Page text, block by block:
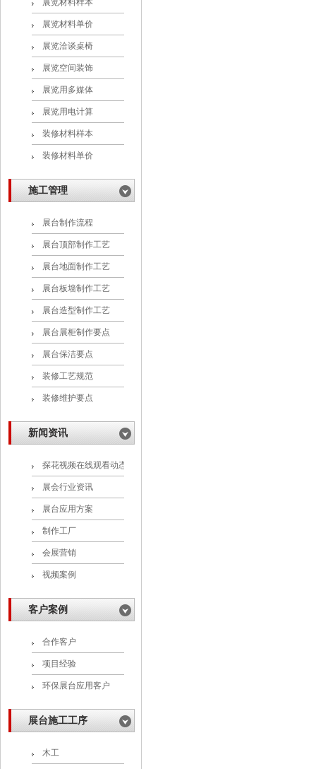
展览材料样本
展览材料单价
展览洽谈桌椅
展览空间装饰
展览用多媒体
展览用电计算
装修材料样本
装修材料单价
施工管理
展台制作流程
展台顶部制作工艺
展台地面制作工艺
展台板墙制作工艺
展台造型制作工艺
展台展柜制作要点
展台保洁要点
装修工艺规范
装修维护要点
新闻资讯
探花视频在线观看动态
展会行业资讯
展台应用方案
制作工厂
会展营销
视频案例
客户案例
合作客户
项目经验
环保展台应用客户
展台施工工序
木工